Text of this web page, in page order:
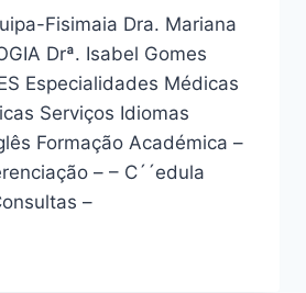
Fisimaia Dra. Mariana
Drª. Isabel Gomes
Especialidades Médicas
Serviços Idiomas
Formação Académica –
– – C´´edula
–